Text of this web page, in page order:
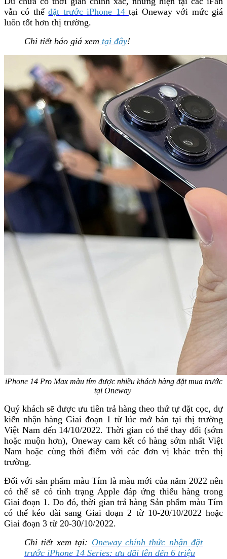
vẫn có thểđặt trước iPhone 14tại Oneway với mức giá
luôn tốt hơn thị trường.
Chi tiết báo giá xem tại đây!
iPhone 14 Pro Max màu tím được nhiều khách hàng đặt mua trước
tại Oneway
Quý khách sẽ được ưu tiên trả hàng theo thứ tự đặt cọc, dự
kiến nhận hàng Giai đoạn 1 từ lúc mở bán tại thị trường
Việt Nam đến 14/10/2022. Thời gian có thể thay đổi (sớm
hoặc muộn hơn), Oneway cam kết có hàng sớm nhất Việt
Nam hoặc cùng thời điểm với các đơn vị khác trên thị
trường.
Đối với sản phẩm màu Tím là màu mới của năm 2022 nên
có thể sẽ có tình trạng Apple đáp ứng thiếu hàng trong
Giai đoạn 1. Do đó, thời gian trả hàng Sản phẩm màu Tím
có thể kéo dài sang Giai đoạn 2 từ 10-20/10/2022 hoặc
Giai đoạn 3 từ 20-30/10/2022.
Chi tiết xem tại: Oneway chính thức nhận đặt
trước iPhone 14 Series: ưu đãi lên đến 6 triệu